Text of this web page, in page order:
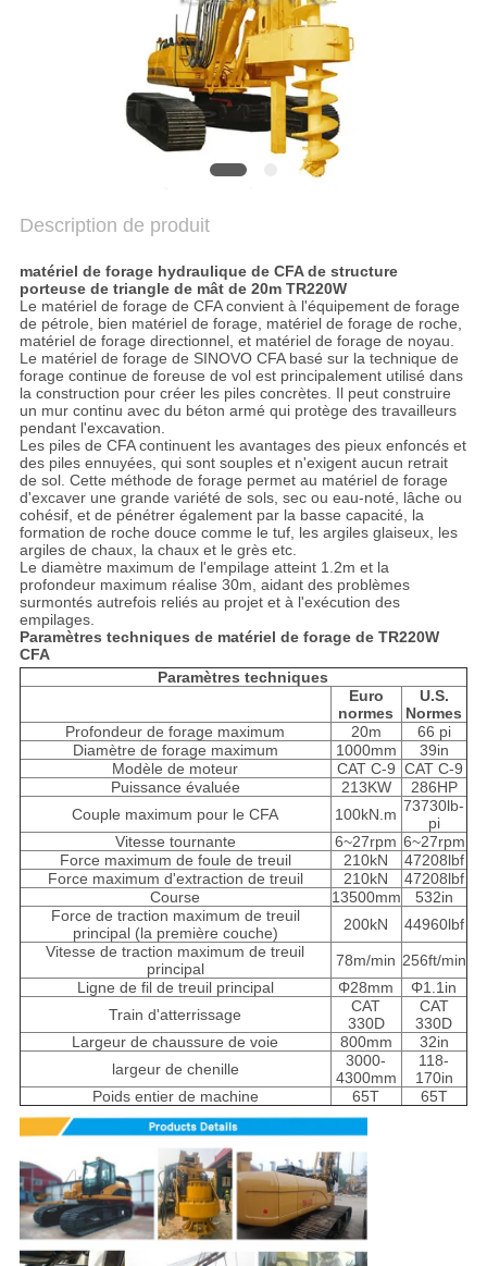
POLITIQUE
CONFIDENTIALITÉ
Description de produit
matériel de forage hydraulique de CFA de structure
porteuse de triangle de mât de 20m TR220W
Le matériel de forage de CFA convient à l'équipement de forage
de pétrole, bien matériel de forage, matériel de forage de roche,
matériel de forage directionnel, et matériel de forage de noyau.
Le matériel de forage de SINOVO CFA basé sur la technique de
forage continue de foreuse de vol est principalement utilisé dans
la construction pour créer les piles concrètes. Il peut construire
un mur continu avec du béton armé qui protège des travailleurs
pendant l'excavation.
Les piles de CFA continuent les avantages des pieux enfoncés et
des piles ennuyées, qui sont souples et n'exigent aucun retrait
de sol. Cette méthode de forage permet au matériel de forage
d'excaver une grande variété de sols, sec ou eau-noté, lâche ou
cohésif, et de pénétrer également par la basse capacité, la
formation de roche douce comme le tuf, les argiles glaiseux, les
argiles de chaux, la chaux et le grès etc.
Le diamètre maximum de l'empilage atteint 1.2m et la
profondeur maximum réalise 30m, aidant des problèmes
surmontés autrefois reliés au projet et à l'exécution des
empilages.
Paramètres techniques de matériel de forage de TR220W
CFA
Paramètres techniques
Euro
normes
U.S.
Normes
Profondeur de forage maximum
20m
66 pi
Diamètre de forage maximum
1000mm
39in
Modèle de moteur
CAT C-9 CAT C-9
Puissance évaluée
213KW
286HP
Couple maximum pour le CFA
100kN.m 73730lb-
pi
Vitesse tournante
6~27rpm 6~27rpm
Force maximum de foule de treuil
210kN
47208lbf
Force maximum d'extraction de treuil
210kN
47208lbf
Course
13500mm
532in
Force de traction maximum de treuil
principal (la première couche)
200kN
44960lbf
Vitesse de traction maximum de treuil
principal
78m/min 256ft/min
Ligne de fil de treuil principal
Φ28mm
Φ1.1in
Train d'atterrissage
CAT
330D
CAT
330D
Largeur de chaussure de voie
800mm
32in
largeur de chenille
3000-
4300mm
118-
170in
Poids entier de machine
65T 65T